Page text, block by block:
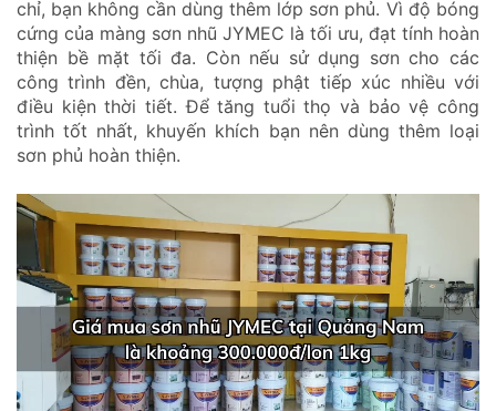
chỉ, bạn không cần dùng thêm lớp sơn phủ. Vì độ bóng
cứng của màng sơn nhũ JYMEC là tối ưu, đạt tính hoàn
thiện bề mặt tối đa. Còn nếu sử dụng sơn cho các
công trình đền, chùa, tượng phật tiếp xúc nhiều với
điều kiện thời tiết. Để tăng tuổi thọ và bảo vệ công
trình tốt nhất, khuyến khích bạn nên dùng thêm loại
sơn phủ hoàn thiện.